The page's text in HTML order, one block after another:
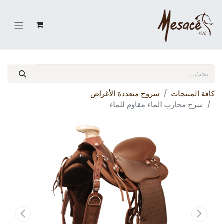
كافة المنتجات
سروج متعددة الأغراض
سرج محارب الماء مقاوم للماء